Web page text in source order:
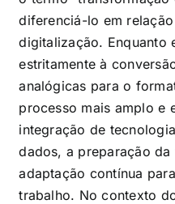
diferenciá-lo em
digitalização. Enquanto
estritamente à
analógicas para o
processo mais amplo e
integração de
dados, a preparação
adaptação contínua
trabalho. No contexto